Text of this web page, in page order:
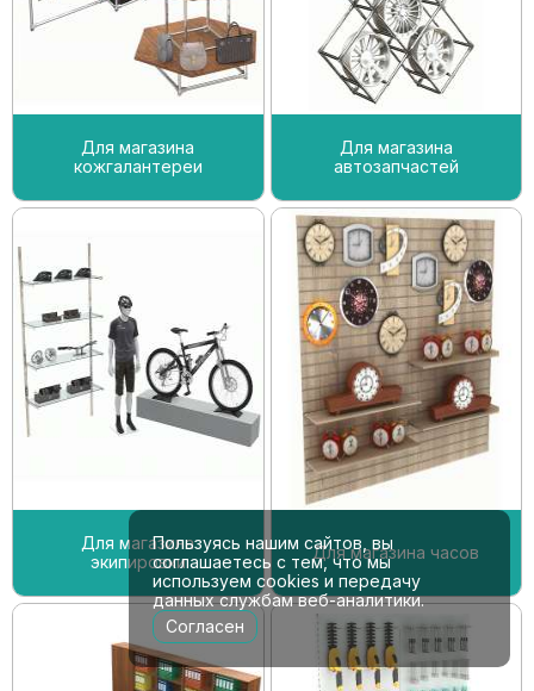
Для магазина
кожгалантереи
Для магазина
автозапчастей
Для магазина
экипировки
Для магазина часов
Пользуясь нашим сайтов, вы
соглашаетесь с тем, что мы
используем cookies и передачу
данных службам веб-аналитики.
Согласен